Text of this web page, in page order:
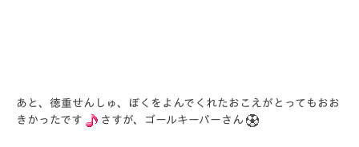
あと、徳重せんしゅ、
ぼくをよんでくれたおこえがとってもおお
きかったです
さすが、 ゴールキーパーさん